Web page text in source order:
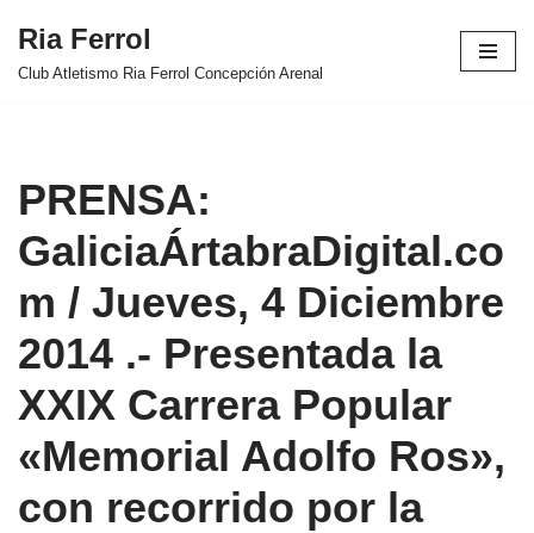
Saltar
Ria Ferrol
Club Atletismo Ria Ferrol Concepción Arenal
PRENSA:
GaliciaÁrtabraDigital.co
m / Jueves, 4 Diciembre
2014 .- Presentada la
XXIX Carrera Popular
«Memorial Adolfo Ros»,
con recorrido por la